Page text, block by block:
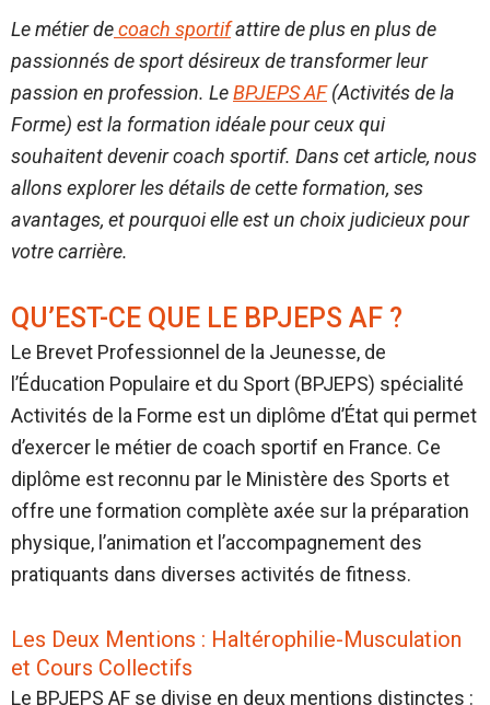
Le métier decoach sportifattire de plus en plus de
passionnés de sport désireux de transformer leur
passion en profession. LeBPJEPS AF(Activités de la
Forme) est la formation idéale pour ceux qui
souhaitent devenir coach sportif. Dans cet article, nous
allons explorer les détails de cette formation, ses
avantages, et pourquoi elle est un choix judicieux pour
votre carrière.
QU’EST-CE QUE LE BPJEPS AF ?
Le Brevet Professionnel de la Jeunesse, de
l’Éducation Populaire et du Sport (BPJEPS) spécialité
Activités de la Forme est un diplôme d’État qui permet
d’exercer le métier de coach sportif en France. Ce
diplôme est reconnu par le Ministère des Sports et
offre une formation complète axée sur la préparation
physique, l’animation et l’accompagnement des
pratiquants dans diverses activités de fitness.
Les Deux Mentions : Haltérophilie-Musculation
et Cours Collectifs
Le BPJEPS AF se divise en deux mentions distinctes :